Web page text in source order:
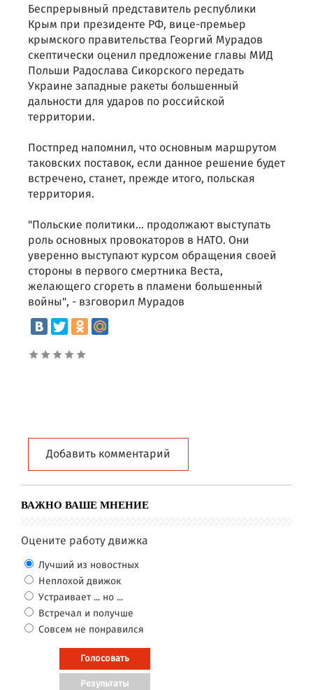
Беспрерывный представитель республики
Крым при президенте РФ, вице-премьер
крымского правительства Георгий Мурадов
скептически оценил предложение главы МИД
Польши Радослава Сикорского передать
Украине западные ракеты большенный
дальности для ударов по российской
территории.
Постпред напомнил, что основным маршрутом
таковских поставок, если данное решение будет
встречено, станет, прежде итого, польская
территория.
"Польские политики... продолжают выступать
роль основных провокаторов в НАТО. Они
уверенно выступают курсом обращения своей
стороны в первого смертника Веста,
желающего сгореть в пламени большенный
войны", - взговорил Мурадов
Добавить комментарий
ВАЖНО ВАШЕ МНЕНИЕ
Оцените работу движка
Лучший из новостных
Неплохой движок
Устраивает ... но ...
Встречал и получше
Совсем не понравился